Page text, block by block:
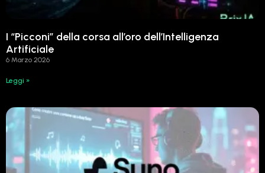
I “Picconi” della corsa all’oro dell’Intelligenza
Artificiale
6 Marzo 2026
Leggi »